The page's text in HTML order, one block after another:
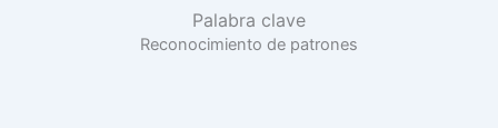
Palabra clave
Reconocimiento de patrones